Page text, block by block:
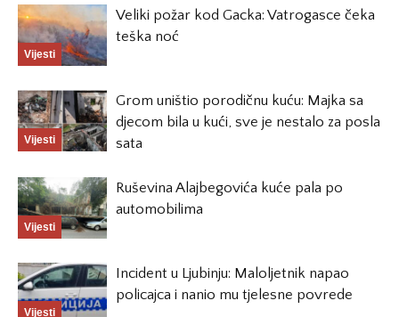
Vijesti
Veliki požar kod Gacka: Vatrogasce čeka
teška noć
Vijesti
Grom uništio porodičnu kuću: Majka sa
djecom bila u kući, sve je nestalo za posla
sata
Vijesti
Ruševina Alajbegovića kuće pala po
automobilima
Vijesti
Incident u Ljubinju: Maloljetnik napao
policajca i nanio mu tjelesne povrede